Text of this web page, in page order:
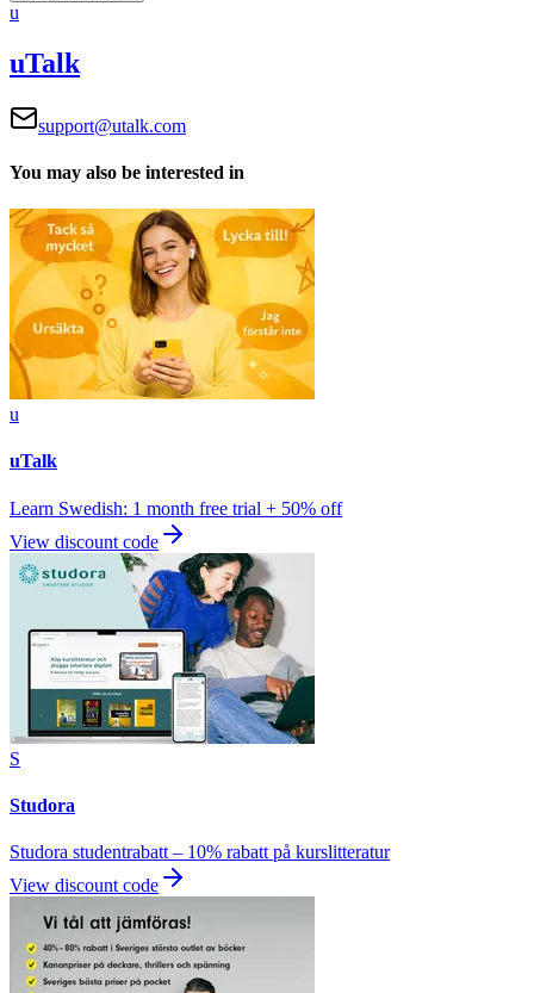
u
uTalk
support@utalk.com
You may also be interested in
u
uTalk
Learn Swedish: 1 month free trial + 50% off
View discount code
S
Studora
Studora studentrabatt – 10% rabatt på kurslitteratur
View discount code